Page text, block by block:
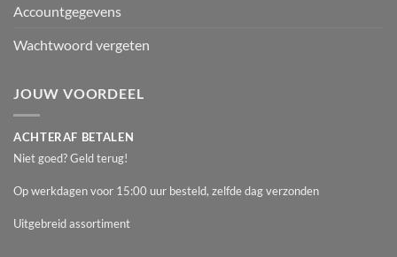
Accountgegevens
Wachtwoord vergeten
JOUW VOORDEEL
ACHTERAF BETALEN
Niet goed? Geld terug!
Op werkdagen voor 15:00 uur besteld, zelfde dag verzonden
Uitgebreid assortiment